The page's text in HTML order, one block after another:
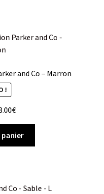
and Co – Marron
!
:
€Le
prix
actuel
est :